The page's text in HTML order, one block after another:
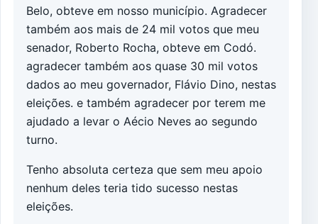
Belo, obteve em nosso município. Agradecer
também aos mais de 24 mil votos que meu
senador, Roberto Rocha, obteve em Codó.
agradecer também aos quase 30 mil votos
dados ao meu governador, Flávio Dino, nestas
eleições. e também agradecer por terem me
ajudado a levar o Aécio Neves ao segundo
turno.
Tenho absoluta certeza que sem meu apoio
nenhum deles teria tido sucesso nestas
eleições.